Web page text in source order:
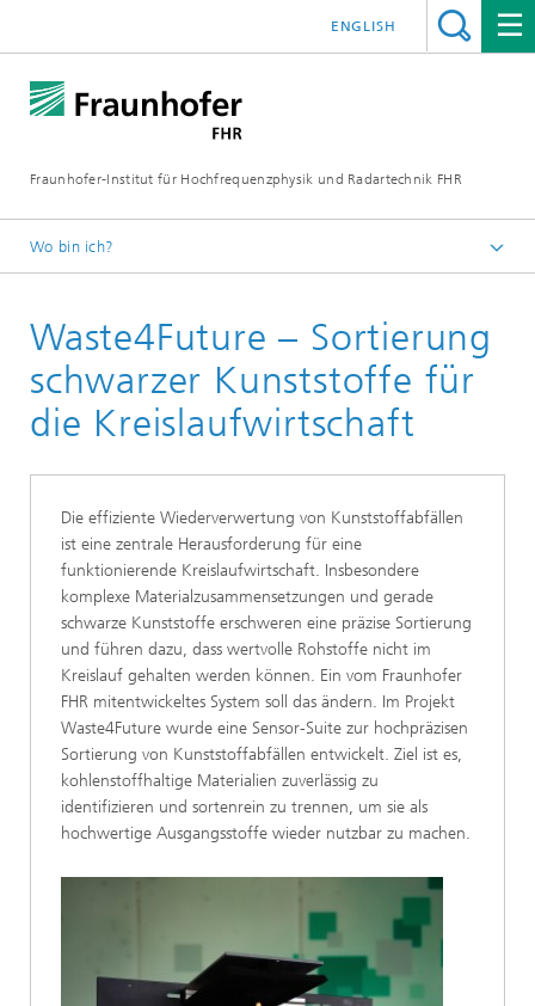
Fraunhofer-Institut für Hochfrequenzphysik und Radartechnik FHR
ENGLISH
Wo bin ich?
Waste4Future – Sortierung
schwarzer Kunststoffe für
die Kreislaufwirtschaft
Die effiziente Wiederverwertung von Kunststoffabfällen
ist eine zentrale Herausforderung für eine
funktionierende Kreislaufwirtschaft. Insbesondere
komplexe Materialzusammensetzungen und gerade
schwarze Kunststoffe erschweren eine präzise Sortierung
und führen dazu, dass wertvolle Rohstoffe nicht im
Kreislauf gehalten werden können. Ein vom Fraunhofer
FHR mitentwickeltes System soll das ändern. Im Projekt
Waste4Future wurde eine Sensor-Suite zur hochpräzisen
Sortierung von Kunststoffabfällen entwickelt. Ziel ist es,
kohlenstoffhaltige Materialien zuverlässig zu
identifizieren und sortenrein zu trennen, um sie als
hochwertige Ausgangsstoffe wieder nutzbar zu machen.